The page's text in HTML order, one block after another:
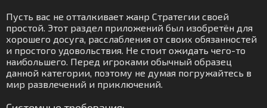
Пусть вас не отталкивает жанр Стратегии своей
простой. Этот раздел приложений был изобретён для
хорошего досуга, расслабления от своих обязанностей
и простого удовольствия. Не стоит ожидать чего-то
наибольшего. Перед игроками обычный образец
данной категории, поэтому не думая погружайтесь в
мир развлечений и приключений.